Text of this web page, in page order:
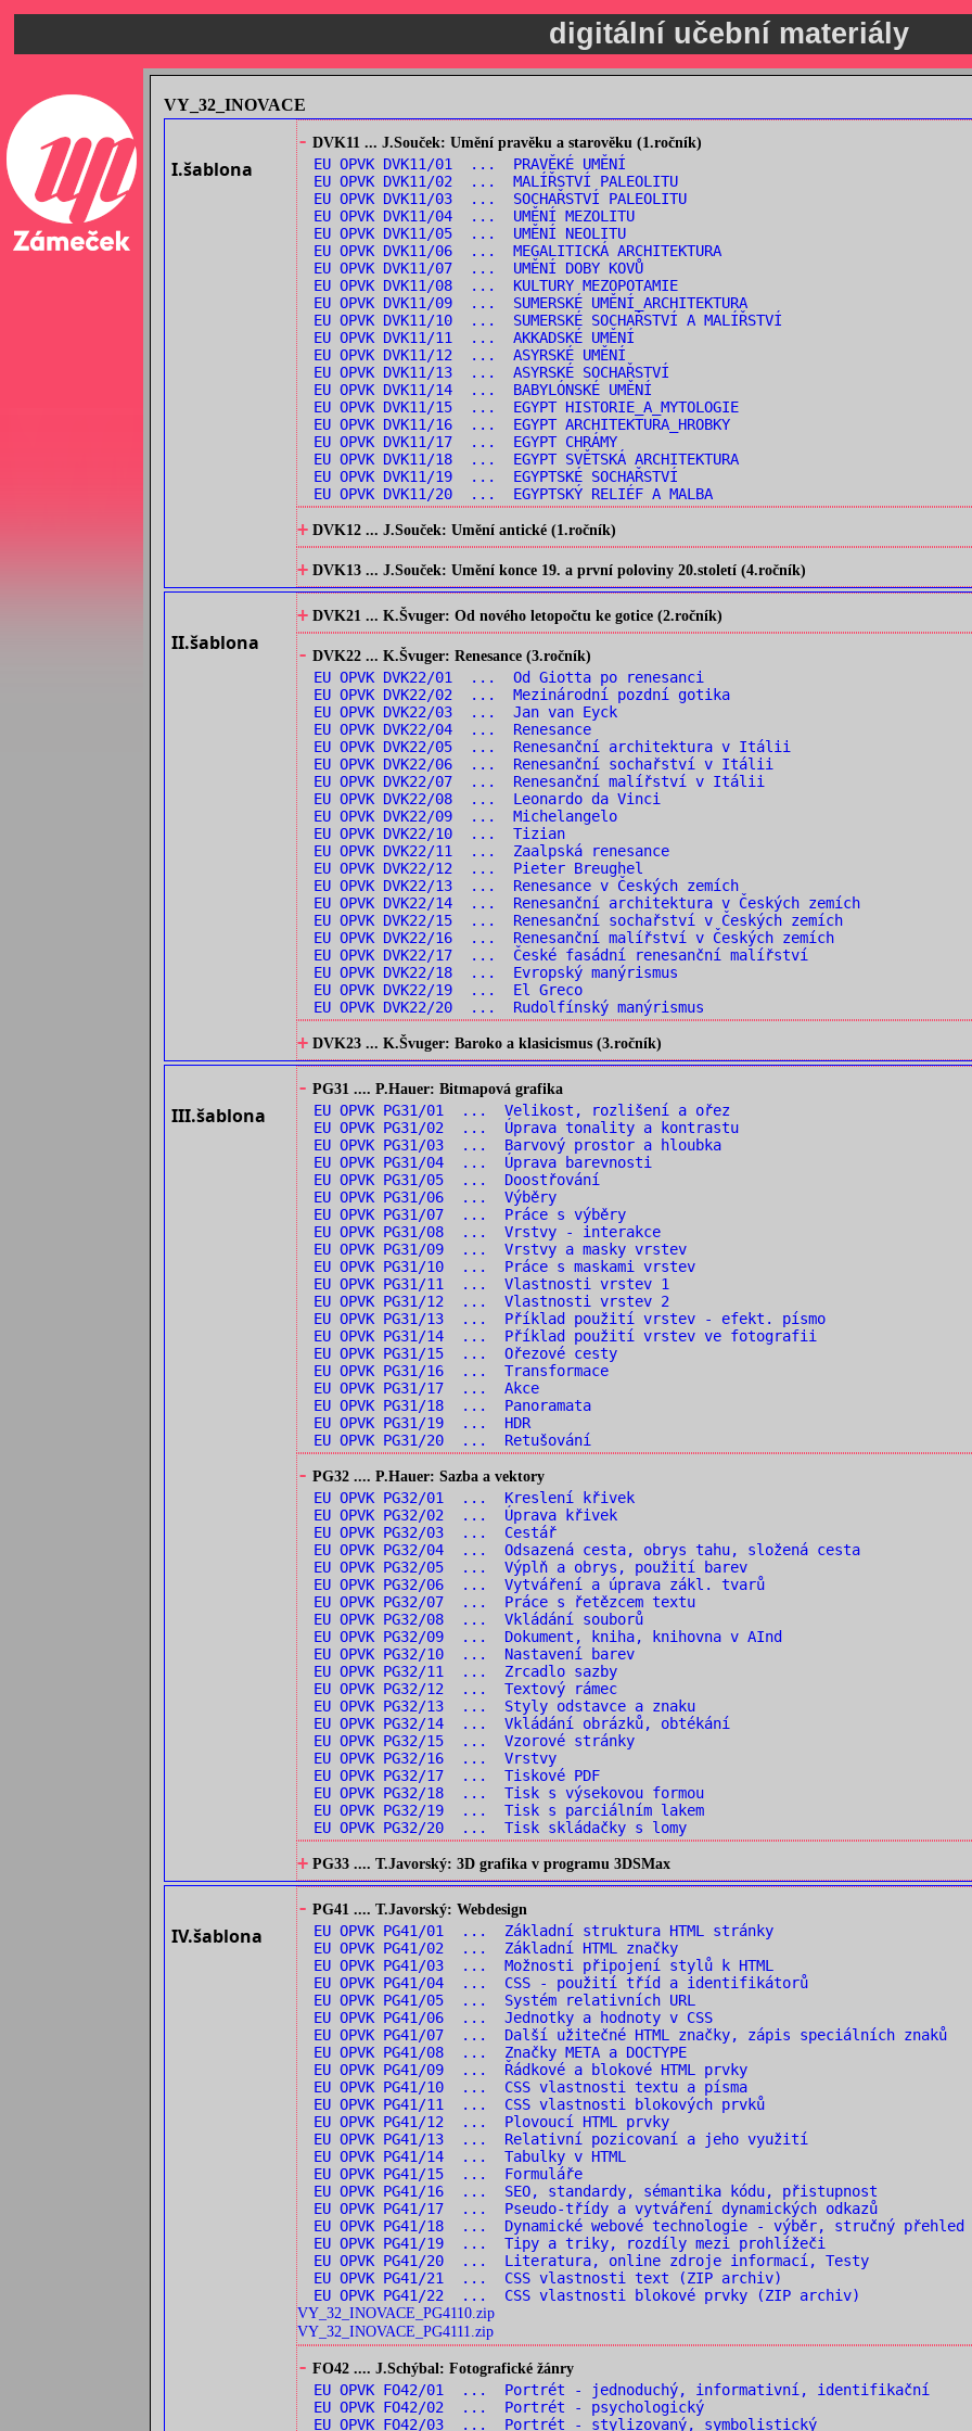
digitální učební materiály
VY_32_INOVACE
I.šablona
- DVK11 ... J.Souček: Umění pravěku a starověku (1.ročník)
EU OPVK DVK11/01 ... PRAVĚKÉ UMĚNÍ
EU OPVK DVK11/02 ... MALÍŘSTVÍ PALEOLITU
EU OPVK DVK11/03 ... SOCHAŘSTVÍ PALEOLITU
EU OPVK DVK11/04 ... UMĚNÍ MEZOLITU
EU OPVK DVK11/05 ... UMĚNÍ NEOLITU
EU OPVK DVK11/06 ... MEGALITICKÁ ARCHITEKTURA
EU OPVK DVK11/07 ... UMĚNÍ DOBY KOVŮ
EU OPVK DVK11/08 ... KULTURY MEZOPOTAMIE
EU OPVK DVK11/09 ... SUMERSKÉ UMĚNÍ_ARCHITEKTURA
EU OPVK DVK11/10 ... SUMERSKÉ SOCHAŘSTVÍ A MALÍŘSTVÍ
EU OPVK DVK11/11 ... AKKADSKÉ UMĚNÍ
EU OPVK DVK11/12 ... ASYRSKÉ UMĚNÍ
EU OPVK DVK11/13 ... ASYRSKÉ SOCHAŘSTVÍ
EU OPVK DVK11/14 ... BABYLÓNSKÉ UMĚNÍ
EU OPVK DVK11/15 ... EGYPT HISTORIE_A_MYTOLOGIE
EU OPVK DVK11/16 ... EGYPT ARCHITEKTURA_HROBKY
EU OPVK DVK11/17 ... EGYPT CHRÁMY
EU OPVK DVK11/18 ... EGYPT SVĚTSKÁ ARCHITEKTURA
EU OPVK DVK11/19 ... EGYPTSKÉ SOCHAŘSTVÍ
EU OPVK DVK11/20 ... EGYPTSKÝ RELIÉF A MALBA
+ DVK12 ... J.Souček: Umění antické (1.ročník)
+ DVK13 ... J.Souček: Umění konce 19. a první poloviny 20.století (4.ročník)
II.šablona
+ DVK21 ... K.Švuger: Od nového letopočtu ke gotice (2.ročník)
- DVK22 ... K.Švuger: Renesance (3.ročník)
EU OPVK DVK22/01 ... Od Giotta po renesanci
EU OPVK DVK22/02 ... Mezinárodní pozdní gotika
EU OPVK DVK22/03 ... Jan van Eyck
EU OPVK DVK22/04 ... Renesance
EU OPVK DVK22/05 ... Renesanční architektura v Itálii
EU OPVK DVK22/06 ... Renesanční sochařství v Itálii
EU OPVK DVK22/07 ... Renesanční malířství v Itálii
EU OPVK DVK22/08 ... Leonardo da Vinci
EU OPVK DVK22/09 ... Michelangelo
EU OPVK DVK22/10 ... Tizian
EU OPVK DVK22/11 ... Zaalpská renesance
EU OPVK DVK22/12 ... Pieter Breughel
EU OPVK DVK22/13 ... Renesance v Českých zemích
EU OPVK DVK22/14 ... Renesanční architektura v Českých zemích
EU OPVK DVK22/15 ... Renesanční sochařství v Českých zemích
EU OPVK DVK22/16 ... Renesanční malířství v Českých zemích
EU OPVK DVK22/17 ... České fasádní renesanční malířství
EU OPVK DVK22/18 ... Evropský manýrismus
EU OPVK DVK22/19 ... El Greco
EU OPVK DVK22/20 ... Rudolfínský manýrismus
+ DVK23 ... K.Švuger: Baroko a klasicismus (3.ročník)
III.šablona
- PG31 .... P.Hauer: Bitmapová grafika
EU OPVK PG31/01 ... Velikost, rozlišení a ořez
EU OPVK PG31/02 ... Úprava tonality a kontrastu
EU OPVK PG31/03 ... Barvový prostor a hloubka
EU OPVK PG31/04 ... Úprava barevnosti
EU OPVK PG31/05 ... Doostřování
EU OPVK PG31/06 ... Výběry
EU OPVK PG31/07 ... Práce s výběry
EU OPVK PG31/08 ... Vrstvy - interakce
EU OPVK PG31/09 ... Vrstvy a masky vrstev
EU OPVK PG31/10 ... Práce s maskami vrstev
EU OPVK PG31/11 ... Vlastnosti vrstev 1
EU OPVK PG31/12 ... Vlastnosti vrstev 2
EU OPVK PG31/13 ... Příklad použití vrstev - efekt. písmo
EU OPVK PG31/14 ... Příklad použití vrstev ve fotografii
EU OPVK PG31/15 ... Ořezové cesty
EU OPVK PG31/16 ... Transformace
EU OPVK PG31/17 ... Akce
EU OPVK PG31/18 ... Panoramata
EU OPVK PG31/19 ... HDR
EU OPVK PG31/20 ... Retušování
- PG32 .... P.Hauer: Sazba a vektory
EU OPVK PG32/01 ... Kreslení křivek
EU OPVK PG32/02 ... Úprava křivek
EU OPVK PG32/03 ... Cestář
EU OPVK PG32/04 ... Odsazená cesta, obrys tahu, složená cesta
EU OPVK PG32/05 ... Výplň a obrys, použití barev
EU OPVK PG32/06 ... Vytváření a úprava zákl. tvarů
EU OPVK PG32/07 ... Práce s řetězcem textu
EU OPVK PG32/08 ... Vkládání souborů
EU OPVK PG32/09 ... Dokument, kniha, knihovna v AInd
EU OPVK PG32/10 ... Nastavení barev
EU OPVK PG32/11 ... Zrcadlo sazby
EU OPVK PG32/12 ... Textový rámec
EU OPVK PG32/13 ... Styly odstavce a znaku
EU OPVK PG32/14 ... Vkládání obrázků, obtékání
EU OPVK PG32/15 ... Vzorové stránky
EU OPVK PG32/16 ... Vrstvy
EU OPVK PG32/17 ... Tiskové PDF
EU OPVK PG32/18 ... Tisk s výsekovou formou
EU OPVK PG32/19 ... Tisk s parciálním lakem
EU OPVK PG32/20 ... Tisk skládačky s lomy
+ PG33 .... T.Javorský: 3D grafika v programu 3DSMax
IV.šablona
- PG41 .... T.Javorský: Webdesign
EU OPVK PG41/01 ... Základní struktura HTML stránky
EU OPVK PG41/02 ... Základní HTML značky
EU OPVK PG41/03 ... Možnosti připojení stylů k HTML
EU OPVK PG41/04 ... CSS - použití tříd a identifikátorů
EU OPVK PG41/05 ... Systém relativních URL
EU OPVK PG41/06 ... Jednotky a hodnoty v CSS
EU OPVK PG41/07 ... Další užitečné HTML značky, zápis speciálních znaků
EU OPVK PG41/08 ... Značky META a DOCTYPE
EU OPVK PG41/09 ... Řádkové a blokové HTML prvky
EU OPVK PG41/10 ... CSS vlastnosti textu a písma
EU OPVK PG41/11 ... CSS vlastnosti blokových prvků
EU OPVK PG41/12 ... Plovoucí HTML prvky
EU OPVK PG41/13 ... Relativní pozicovaní a jeho využití
EU OPVK PG41/14 ... Tabulky v HTML
EU OPVK PG41/15 ... Formuláře
EU OPVK PG41/16 ... SEO, standardy, sémantika kódu, přistupnost
EU OPVK PG41/17 ... Pseudo-třídy a vytváření dynamických odkazů
EU OPVK PG41/18 ... Dynamické webové technologie - výběr, stručný přehled
EU OPVK PG41/19 ... Tipy a triky, rozdíly mezi prohlížeči
EU OPVK PG41/20 ... Literatura, online zdroje informací, Testy
EU OPVK PG41/21 ... CSS vlastnosti text (ZIP archiv)
EU OPVK PG41/22 ... CSS vlastnosti blokové prvky (ZIP archiv)
VY_32_INOVACE_PG4110.zip
VY_32_INOVACE_PG4111.zip
- FO42 .... J.Schýbal: Fotografické žánry
EU OPVK FO42/01 ... Portrét - jednoduchý, informativní, identifikační
EU OPVK FO42/02 ... Portrét - psychologický
EU OPVK FO42/03 ... Portrét - stylizovaný, symbolistický